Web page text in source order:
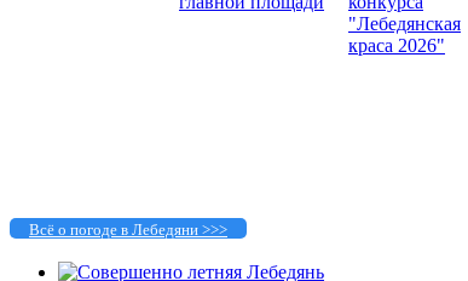
Всё о погоде в Лебедяни >>>